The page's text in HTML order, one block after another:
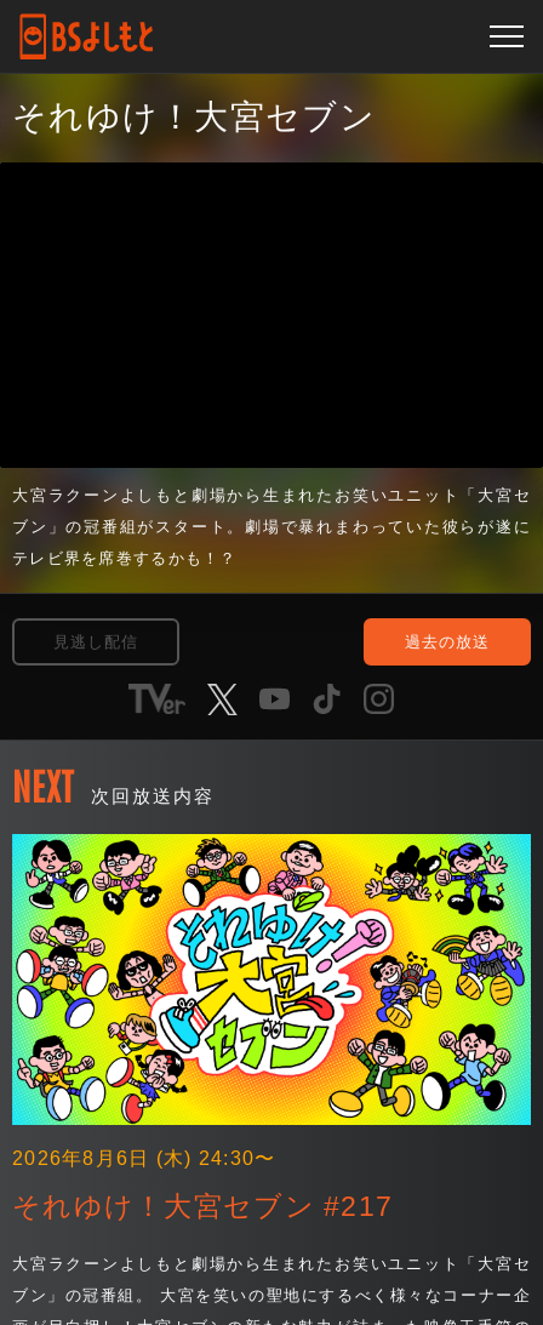
それゆけ！大宮セブン
大宮ラクーンよしもと劇場から生まれたお笑いユニット「大宮セ
ブン」の冠番組がスタート。劇場で暴れまわっていた彼らが遂に
テレビ界を席巻するかも！？
見逃し配信 過去の放送
NEXT 次回放送内容
2026年8月6日 (木) 24:30〜
それゆけ！大宮セブン #217
大宮ラクーンよしもと劇場から生まれたお笑いユニット「大宮セ
ブン」の冠番組。 大宮を笑いの聖地にするべく様々なコーナー企